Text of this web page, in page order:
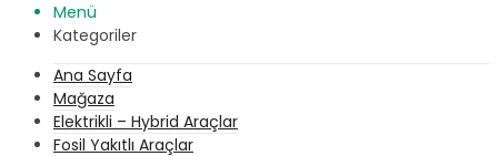
Menü
Kategoriler
Ana Sayfa
Mağaza
Elektrikli – Hybrid Araçlar
Fosil Yakıtlı Araçlar